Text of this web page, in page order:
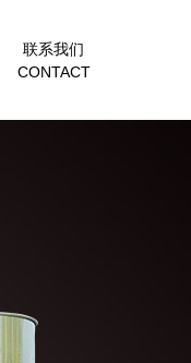
联系我们
CONTACT